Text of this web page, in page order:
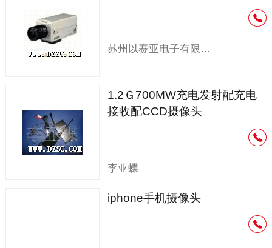
苏州以赛亚电子有限公司
1.2Ｇ700MW充电发射配充电
接收配CCD摄像头
李亚蝶
iphone手机摄像头